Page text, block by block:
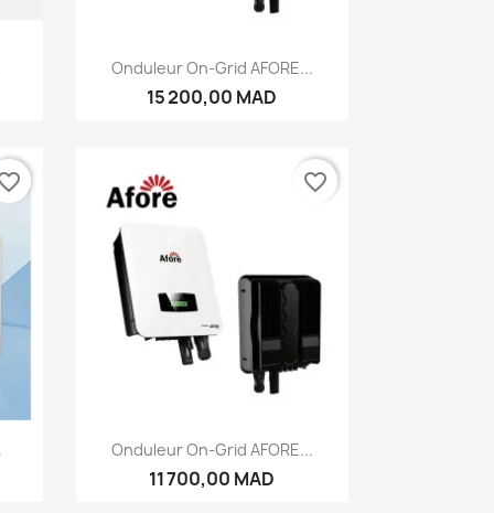
Aperçu rapide
Onduleur On-Grid AFORE...
15 200,00 MAD
Aperçu rapide
Onduleur On-Grid AFORE...
11 700,00 MAD
favorite_border